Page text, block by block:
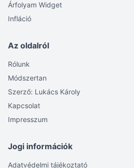
Árfolyam Widget
Infláció
Az oldalról
Rólunk
Módszertan
Szerző: Lukács Károly
Kapcsolat
Impresszum
Jogi információk
Adatvédelmi tájékoztató